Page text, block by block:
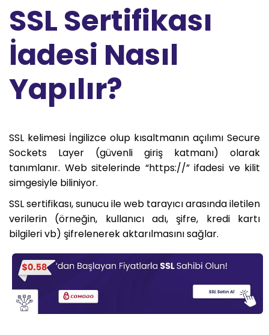
SSL Sertifikası
İadesi Nasıl
Yapılır?
SSL kelimesi İngilizce olup kısaltmanın açılımı Secure
Sockets Layer (güvenli giriş katmanı) olarak
tanımlanır. Web sitelerinde “https://” ifadesi ve kilit
simgesiyle biliniyor.
SSL sertifikası, sunucu ile web tarayıcı arasında iletilen
verilerin (örneğin, kullanıcı adı, şifre, kredi kartı
bilgileri vb) şifrelenerek aktarılmasını sağlar.